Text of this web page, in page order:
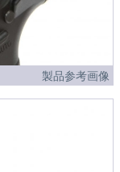
製品参考画像